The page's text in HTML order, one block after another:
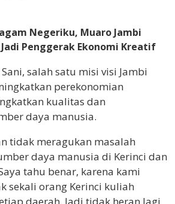
Negeriku, Muaro Jambi
Penggerak Ekonomi Kreatif
salah satu misi visi Jambi
perekonomian
kualitas dan
daya manusia.
tidak meragukan masalah
daya manusia di Kerinci dan
tahu benar, karena kami
sekali orang Kerinci kuliah